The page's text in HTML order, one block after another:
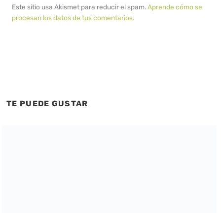
Este sitio usa Akismet para reducir el spam.Aprende cómo se
procesan los datos de tus comentarios.
TE PUEDE GUSTAR